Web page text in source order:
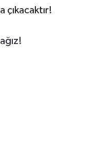
çıkacaktır!